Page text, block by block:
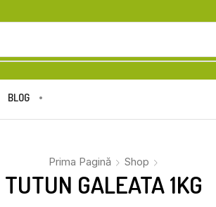
BLOG
Prima Pagină Shop
TUTUN GALEATA 1KG